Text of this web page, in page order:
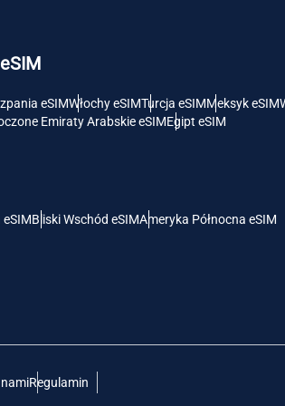
eSIMWłochy eSIMTurcja eSIMMeksyk eSIM
Emiraty Arabskie eSIMEgipt eSIM
Bliski Wschód eSIMAmeryka Północna eSIM
Regulamin
Deutsch
THB - Bat